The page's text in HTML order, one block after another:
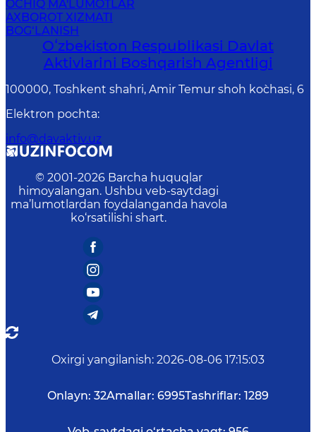
OCHIQ MA'LUMOTLAR
AXBOROT XIZMATI
BOG‘LANISH
Oʻzbekiston Respublikasi Davlat
Aktivlarini Boshqarish Agentligi
100000, Toshkent shahri, Amir Temur shoh ko`chasi, 6
Elektron pochta:
info@davaktiv.uz
© 2001-2026 Barcha huquqlar
himoyalangan. Ushbu veb-saytdagi
ma’lumotlardan foydalanganda havola
ko‘rsatilishi shart.
Oxirgi yangilanish: 2026-08-06 17:15:03
Onlayn: 32Amallar: 6995Tashriflar: 1289